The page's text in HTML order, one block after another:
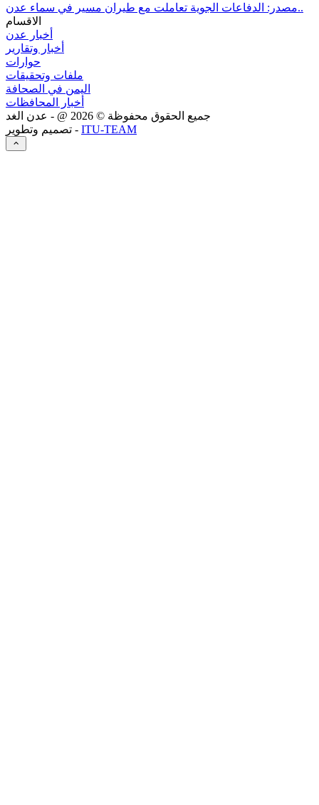
مصدر: الدفاعات الجوية تعاملت مع طيران مسير في سماء عدن..
الاقسام
أخبار عدن
أخبار وتقارير
حوارات
ملفات وتحقيقات
اليمن في الصحافة
أخبار المحافظات
جميع الحقوق محفوظة © 2026 @ - عدن الغد
تصميم وتطوير - ITU-TEAM